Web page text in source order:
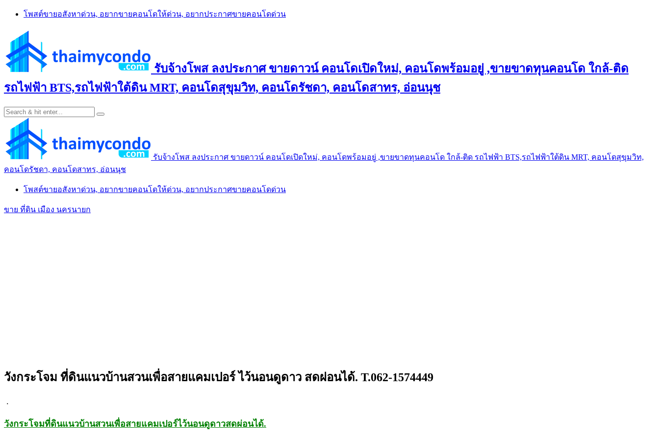
Skip
โพสต์ขายอสังหาด่วน, อยากขายคอนโดให้ด่วน, อยากประกาศขายคอนโดด่วน
รับจ้างโพส ลงประกาศ ขายดาวน์ คอนโดเปิดใหม่, คอนโดพร้อมอยู่ ,ขายขาดทุนคอนโด ใกล้-ติด
รถไฟฟ้า BTS,รถไฟฟ้าใต้ดิน MRT, คอนโดสุขุมวิท, คอนโดรัชดา, คอนโดสาทร, อ่อนนุช
รับจ้างโพส ลงประกาศ ขายดาวน์ คอนโดเปิดใหม่, คอนโดพร้อมอยู่ ,ขายขาดทุนคอนโด ใกล้-ติด รถไฟฟ้า BTS,รถไฟฟ้าใต้ดิน MRT, คอนโดสุขุมวิท,
คอนโดรัชดา, คอนโดสาทร, อ่อนนุช
โพสต์ขายอสังหาด่วน, อยากขายคอนโดให้ด่วน, อยากประกาศขายคอนโดด่วน
ขาย ที่ดิน เมือง นครนายก
วังกระโจม ที่ดินแนวบ้านสวนเพื่อสายแคมเปอร์ ไว้นอนดูดาว สดผ่อนได้. T.062-1574449
.
วังกระโจมที่ดินแนวบ้านสวนเพื่อสายแคมเปอร์ไว้นอนดูดาวสดผ่อนได้.